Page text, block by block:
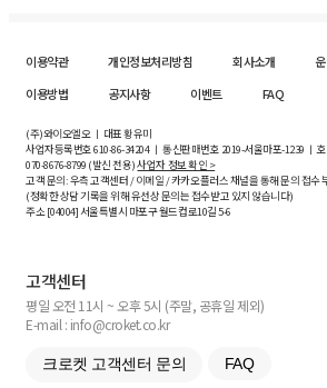
이용약관 개인정보처리방침 회사소개
이용방법
공지사항 이벤트 FAQ
(주)와이오엘오 ㅣ 대표 황유미
사업자등록번호610-86-34204ㅣ 통신판매번호 2019-서울마포-1239 ㅣ
070-8676-8799 (발신 전용)사업자 정보 확인 >
고객 문의: 우측 고객센터 / 이메일 / 카카오플러스 채널을 통해 문의 접수
(정확한 상담 기록을 위해 유선상 문의는 접수받고 있지 않습니다)
주소 [04004] 서울특별시 마포구 월드컵로10길5-6
고객센터
평일 오전 11시 ~ 오후 5시 (주말, 공휴일 제외)
E-mail : info@croket.co.kr
크로켓 고객센터 문의 FAQ